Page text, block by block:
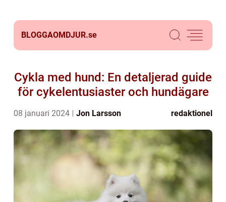
BLOGGAOMDJUR.se
Cykla med hund: En detaljerad guide
för cykelentusiaster och hundägare
08 januari 2024 Jon Larsson redaktionel